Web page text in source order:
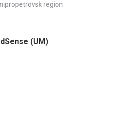
region
(UM)